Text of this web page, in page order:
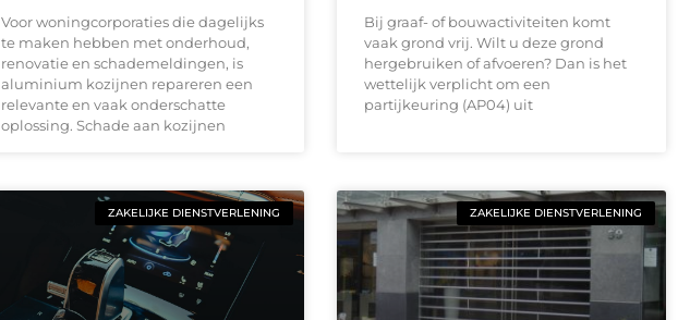
Voor woningcorporaties die dagelijks
te maken hebben met onderhoud,
renovatie en schademeldingen, is
aluminium kozijnen repareren een
relevante en vaak onderschatte
oplossing. Schade aan kozijnen
Bij graaf- of bouwactiviteiten komt
vaak grond vrij. Wilt u deze grond
hergebruiken of afvoeren? Dan is het
wettelijk verplicht om een
partijkeuring (AP04) uit
ZAKELIJKE DIENSTVERLENING ZAKELIJKE DIENSTVERLENING